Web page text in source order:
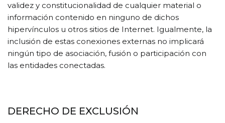
validez y constitucionalidad de cualquier material o
información contenido en ninguno de dichos
hipervínculos u otros sitios de Internet. Igualmente, la
inclusión de estas conexiones externas no implicará
ningún tipo de asociación, fusión o participación con
las entidades conectadas.
DERECHO DE EXCLUSIÓN